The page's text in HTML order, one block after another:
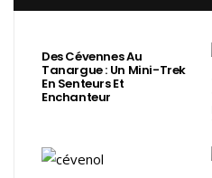
Des Cévennes Au
Tanargue : Un Mini-Trek
En Senteurs Et
Enchanteur